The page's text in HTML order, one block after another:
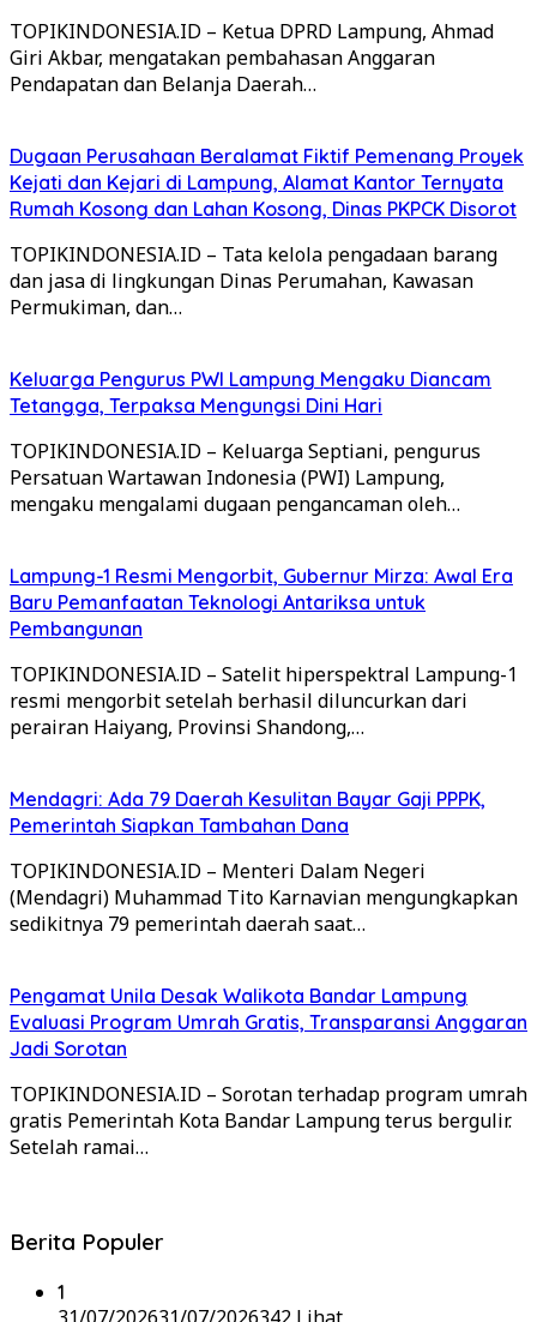
TOPIKINDONESIA.ID – Ketua DPRD Lampung, Ahmad
Giri Akbar, mengatakan pembahasan Anggaran
Pendapatan dan Belanja Daerah…
Dugaan Perusahaan Beralamat Fiktif Pemenang Proyek
Kejati dan Kejari di Lampung, Alamat Kantor Ternyata
Rumah Kosong dan Lahan Kosong, Dinas PKPCK Disorot
TOPIKINDONESIA.ID – Tata kelola pengadaan barang
dan jasa di lingkungan Dinas Perumahan, Kawasan
Permukiman, dan…
Keluarga Pengurus PWI Lampung Mengaku Diancam
Tetangga, Terpaksa Mengungsi Dini Hari
TOPIKINDONESIA.ID – Keluarga Septiani, pengurus
Persatuan Wartawan Indonesia (PWI) Lampung,
mengaku mengalami dugaan pengancaman oleh…
Lampung-1 Resmi Mengorbit, Gubernur Mirza: Awal Era
Baru Pemanfaatan Teknologi Antariksa untuk
Pembangunan
TOPIKINDONESIA.ID – Satelit hiperspektral Lampung-1
resmi mengorbit setelah berhasil diluncurkan dari
perairan Haiyang, Provinsi Shandong,…
Mendagri: Ada 79 Daerah Kesulitan Bayar Gaji PPPK,
Pemerintah Siapkan Tambahan Dana
TOPIKINDONESIA.ID – Menteri Dalam Negeri
(Mendagri) Muhammad Tito Karnavian mengungkapkan
sedikitnya 79 pemerintah daerah saat…
Pengamat Unila Desak Walikota Bandar Lampung
Evaluasi Program Umrah Gratis, Transparansi Anggaran
Jadi Sorotan
TOPIKINDONESIA.ID – Sorotan terhadap program umrah
gratis Pemerintah Kota Bandar Lampung terus bergulir.
Setelah ramai…
Berita Populer
1